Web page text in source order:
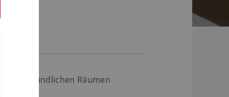
in den ländlichen Räumen